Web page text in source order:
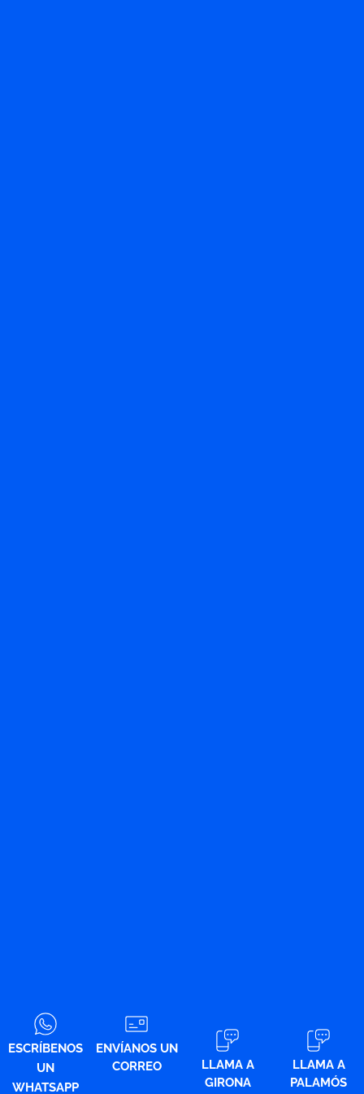
ESCRÍBENOS
UN
WHATSAPP
ENVÍANOS UN
CORREO
LLAMA A
GIRONA
LLAMA A
PALAMÓS